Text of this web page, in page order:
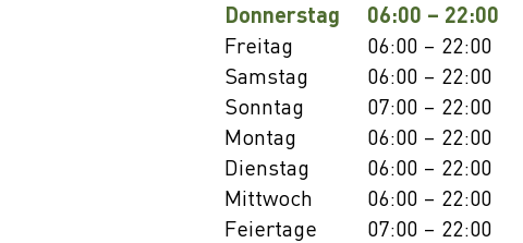
Donnerstag 06:00 – 22:00
Freitag
06:00 – 22:00
Samstag
06:00 – 22:00
Sonntag
07:00 – 22:00
Montag
06:00 – 22:00
Dienstag
06:00 – 22:00
Mittwoch
06:00 – 22:00
Feiertage
07:00 – 22:00